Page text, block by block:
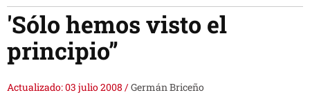
'Sólo hemos visto el
principio”
Actualizado: 03 julio 2008 /Germán Briceño